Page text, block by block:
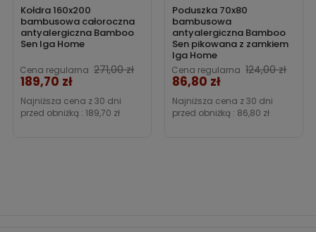
Kołdra 160x200
bambusowa całoroczna
antyalergiczna Bamboo
Sen Iga Home
Cena regularna 271,00 zł
Cena
189,70 zł
Najniższa cena z 30 dni
przed obniżką : 189,70 zł
Poduszka 70x80
bambusowa
antyalergiczna Bamboo
Sen pikowana z zamkiem
Iga Home
Cena regularna 124,00 zł
Cena
86,80 zł
Najniższa cena z 30 dni
przed obniżką : 86,80 zł